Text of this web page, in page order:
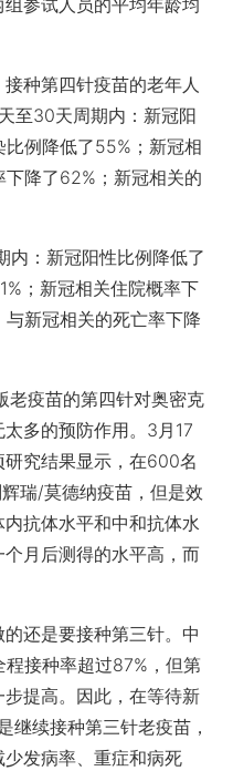
参试人员的平均年龄均
种第四针疫苗的老年人
至30天周期内：新冠阳
例降低了55%；新冠相
降了62%；新冠相关的
：新冠阳性比例降低了
；新冠相关住院概率下
新冠相关的死亡率下降
疫苗的第四针对奥密克
多的预防作用。3月17
究结果显示，在600名
瑞/莫德纳疫苗，但是效
抗体水平和中和抗体水
月后测得的水平高，而
还是要接种第三针。中
接种率超过87%，但第
提高。因此，在等待新
继续接种第三针老疫苗，
发病率、重症和病死